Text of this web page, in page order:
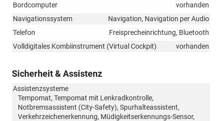
Bordcomputer
vorhanden
Navigationssystem
Navigation, Navigation per Audio
Telefon
Freisprecheinrichtung, Bluetooth
Volldigitales Kombiinstrument (Virtual Cockpit)
vorhanden
Sicherheit & Assistenz
Assistenzsysteme
Tempomat, Tempomat mit Lenkradkontrolle,
Notbremsassistent (City-Safety), Spurhalteassistent,
Verkehrzeichenerkennung, Müdigkeitserkennungs-Sensor,